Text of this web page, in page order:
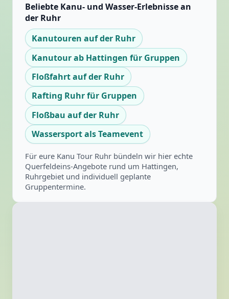
Beliebte Kanu- und Wasser-Erlebnisse an
der Ruhr
Kanutouren auf der Ruhr
Kanutour ab Hattingen für Gruppen
Floßfahrt auf der Ruhr
Rafting Ruhr für Gruppen
Floßbau auf der Ruhr
Wassersport als Teamevent
Für eure Kanu Tour Ruhr bündeln wir hier echte
Querfeldeins-Angebote rund um Hattingen,
Ruhrgebiet und individuell geplante
Gruppentermine.